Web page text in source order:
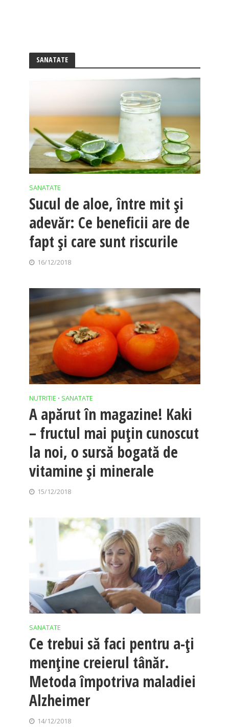
SANATATE
SANATATE
Sucul de aloe, între mit şi
adevăr: Ce beneficii are de
fapt şi care sunt riscurile
16/12/2018
NUTRITIE • SANATATE
A apărut în magazine! Kaki
– fructul mai puţin cunoscut
la noi, o sursă bogată de
vitamine şi minerale
15/12/2018
SANATATE
Ce trebui să faci pentru a-ţi
menţine creierul tânăr.
Metoda împotriva maladiei
Alzheimer
14/12/2018